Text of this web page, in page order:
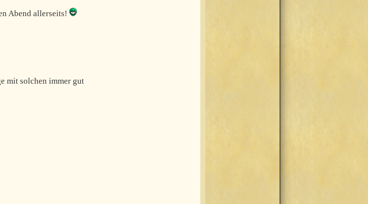
Abend allerseits!
mit solchen immer gut